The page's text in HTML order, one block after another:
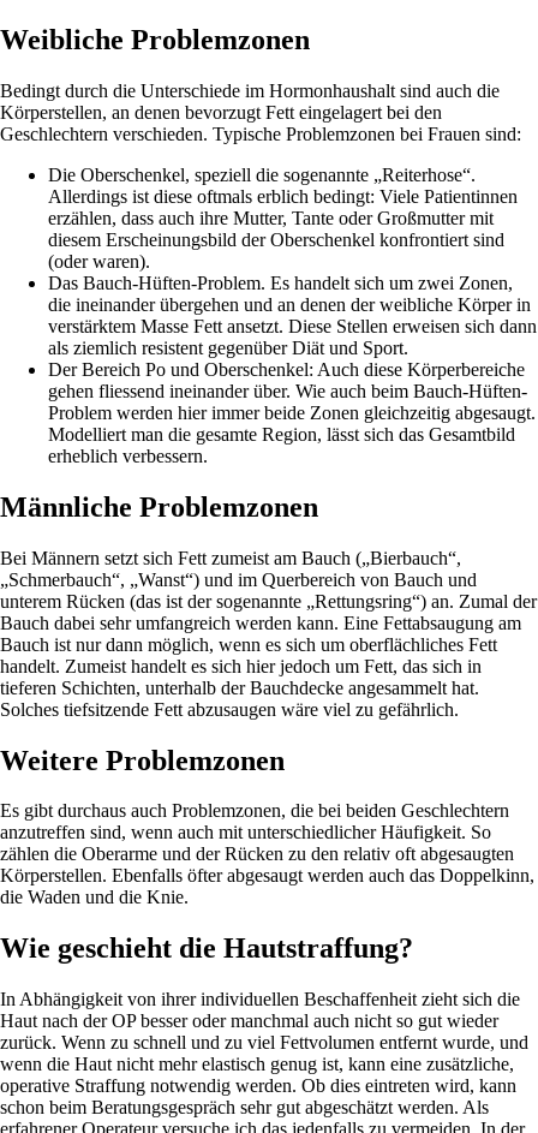
Weibliche Problemzonen
Bedingt durch die Unterschiede im Hormonhaushalt sind auch die
Körperstellen, an denen bevorzugt Fett eingelagert bei den
Geschlechtern verschieden. Typische Problemzonen bei Frauen sind:
Die Oberschenkel, speziell die sogenannte „Reiterhose“.
Allerdings ist diese oftmals erblich bedingt: Viele Patientinnen
erzählen, dass auch ihre Mutter, Tante oder Großmutter mit
diesem Erscheinungsbild der Oberschenkel konfrontiert sind
(oder waren).
Das Bauch-Hüften-Problem. Es handelt sich um zwei Zonen,
die ineinander übergehen und an denen der weibliche Körper in
verstärktem Masse Fett ansetzt. Diese Stellen erweisen sich dann
als ziemlich resistent gegenüber Diät und Sport.
Der Bereich Po und Oberschenkel: Auch diese Körperbereiche
gehen fliessend ineinander über. Wie auch beim Bauch-Hüften-
Problem werden hier immer beide Zonen gleichzeitig abgesaugt.
Modelliert man die gesamte Region, lässt sich das Gesamtbild
erheblich verbessern.
Männliche Problemzonen
Bei Männern setzt sich Fett zumeist am Bauch („Bierbauch“,
„Schmerbauch“, „Wanst“) und im Querbereich von Bauch und
unterem Rücken (das ist der sogenannte „Rettungsring“) an. Zumal der
Bauch dabei sehr umfangreich werden kann. Eine Fettabsaugung am
Bauch ist nur dann möglich, wenn es sich um oberflächliches Fett
handelt. Zumeist handelt es sich hier jedoch um Fett, das sich in
tieferen Schichten, unterhalb der Bauchdecke angesammelt hat.
Solches tiefsitzende Fett abzusaugen wäre viel zu gefährlich.
Weitere Problemzonen
Es gibt durchaus auch Problemzonen, die bei beiden Geschlechtern
anzutreffen sind, wenn auch mit unterschiedlicher Häufigkeit. So
zählen die Oberarme und der Rücken zu den relativ oft abgesaugten
Körperstellen. Ebenfalls öfter abgesaugt werden auch das Doppelkinn,
die Waden und die Knie.
Wie geschieht die Hautstraffung?
In Abhängigkeit von ihrer individuellen Beschaffenheit zieht sich die
Haut nach der OP besser oder manchmal auch nicht so gut wieder
zurück. Wenn zu schnell und zu viel Fettvolumen entfernt wurde, und
wenn die Haut nicht mehr elastisch genug ist, kann eine zusätzliche,
operative Straffung notwendig werden. Ob dies eintreten wird, kann
schon beim Beratungsgespräch sehr gut abgeschätzt werden. Als